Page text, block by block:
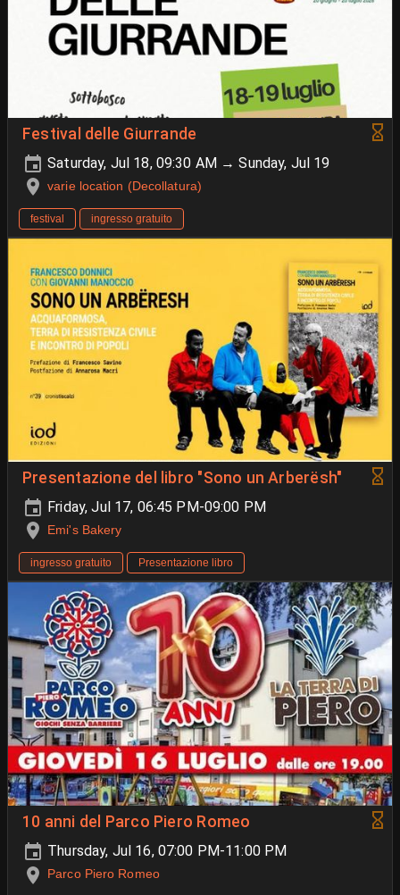
Festival delle Giurrande
Saturday, Jul 18, 09:30 AM → Sunday, Jul 19
varie location (Decollatura)
festival ingresso gratuito
Presentazione del libro "Sono un Arberësh"
Friday, Jul 17, 06:45 PM-09:00 PM
Emi's Bakery
ingresso gratuito Presentazione libro
10 anni del Parco Piero Romeo
Thursday, Jul 16, 07:00 PM-11:00 PM
Parco Piero Romeo